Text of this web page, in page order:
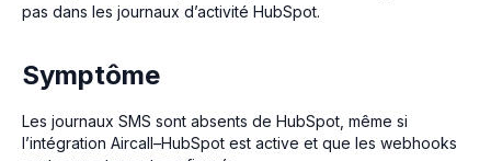
pas dans les journaux d’activité HubSpot.
Symptôme
Les journaux SMS sont absents de HubSpot, même si
l’intégration Aircall–HubSpot est active et que les webhooks